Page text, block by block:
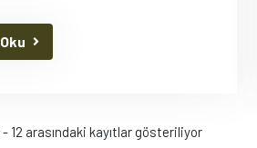
- 12 arasındaki kayıtlar gösteriliyor